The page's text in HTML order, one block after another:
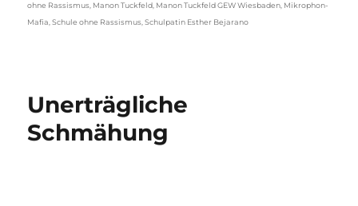
ohne Rassismus, Manon Tuckfeld, Manon Tuckfeld GEW Wiesbaden, Mikrophon-
Mafia,Schule ohne Rassismus,Schulpatin Esther Bejarano
Unerträgliche
Schmähung